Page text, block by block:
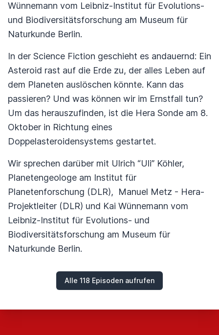
Wünnemann vom Leibniz-Institut für Evolutions-
und Biodiversitätsforschung am Museum für
Naturkunde Berlin.
In der Science Fiction geschieht es andauernd: Ein
Asteroid rast auf die Erde zu, der alles Leben auf
dem Planeten auslöschen könnte. Kann das
passieren? Und was können wir im Ernstfall tun?
Um das herauszufinden, ist die Hera Sonde am 8.
Oktober in Richtung eines
Doppelasteroidensystems gestartet.
Wir sprechen darüber mit Ulrich “Uli” Köhler,
Planetengeologe am Institut für
Planetenforschung (DLR), Manuel Metz - Hera-
Projektleiter (DLR) und Kai Wünnemann vom
Leibniz-Institut für Evolutions- und
Biodiversitätsforschung am Museum für
Naturkunde Berlin.
Alle 118 Episoden aufrufen